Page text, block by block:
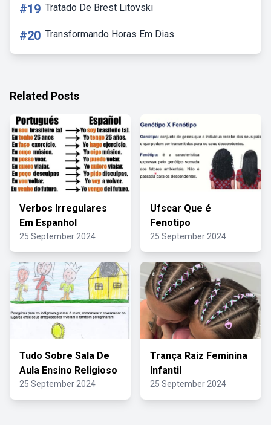
#19 Tratado De Brest Litovski
#20 Transformando Horas Em Dias
Related Posts
Verbos Irregulares
Em Espanhol
25 September 2024
Ufscar Que é
Fenotipo
25 September 2024
Tudo Sobre Sala De
Aula Ensino Religioso
25 September 2024
Trança Raiz Feminina
Infantil
25 September 2024